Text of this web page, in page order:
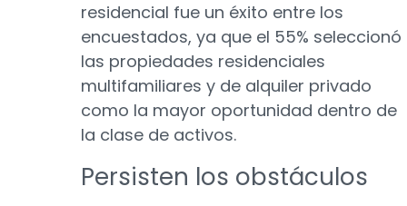
residencial fue un éxito entre los
encuestados, ya que el 55% seleccionó
las propiedades residenciales
multifamiliares y de alquiler privado
como la mayor oportunidad dentro de
la clase de activos.
Persisten los obstáculos